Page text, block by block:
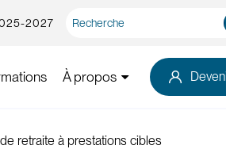
2027
rapide
À propos
retraite à prestations cibles